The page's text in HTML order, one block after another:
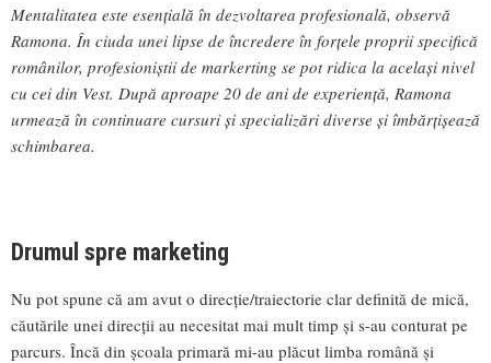
Mentalitatea este esențială în dezvoltarea profesională, observă
Ramona. În ciuda unei lipse de încredere în forțele proprii specifică
românilor, profesioniștii de markerting se pot ridica la același nivel
cu cei din Vest. După aproape 20 de ani de experiență, Ramona
urmează în continuare cursuri și specializări diverse și îmbărțișează
schimbarea.
Drumul spre marketing
Nu pot spune că am avut o direcție/traiectorie clar definită de mică,
căutările unei direcții au necesitat mai mult timp și s-au conturat pe
parcurs. Încă din școala primară mi-au plăcut limba română și